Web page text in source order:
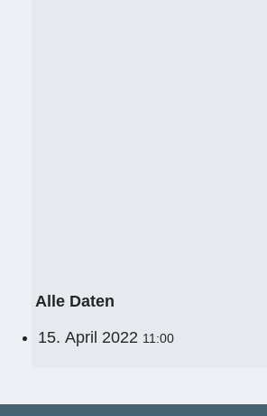
Alle Daten
15. April 2022 11:00